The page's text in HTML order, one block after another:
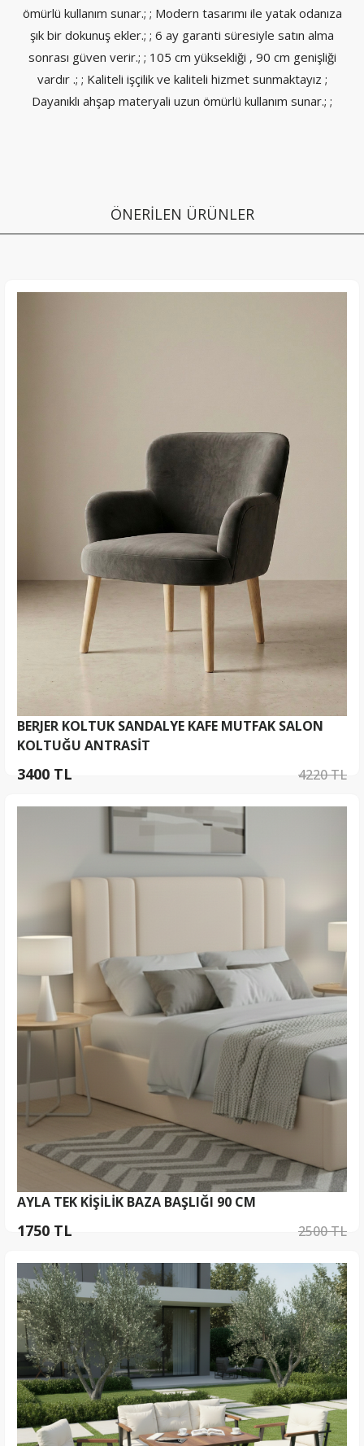
ömürlü kullanım sunar.; ; Modern tasarımı ile yatak odanıza
şık bir dokunuş ekler.; ; 6 ay garanti süresiyle satın alma
sonrası güven verir.; ; 105 cm yüksekliği , 90 cm genişliği
vardır .; ; Kaliteli işçilik ve kaliteli hizmet sunmaktayız ;
Dayanıklı ahşap materyali uzun ömürlü kullanım sunar.; ;
ÖNERİLEN ÜRÜNLER
BERJER KOLTUK SANDALYE KAFE MUTFAK SALON
KOLTUĞU ANTRASİT
4220 TL
3400 TL
AYLA TEK KİŞİLİK BAZA BAŞLIĞI 90 CM
2500 TL
1750 TL